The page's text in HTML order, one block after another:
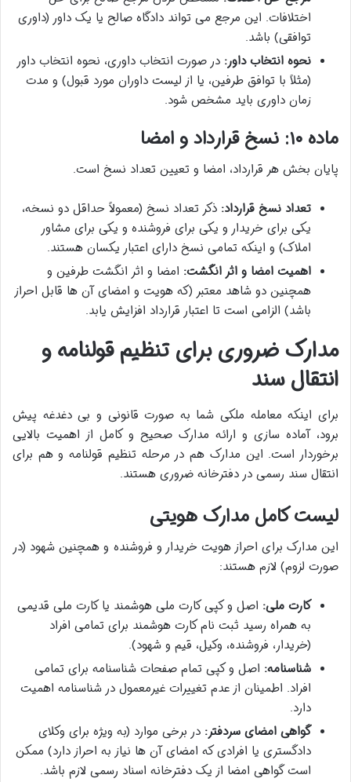
اختلافات. این مرجع می تواند دادگاه صالح یا یک داور (داوری
توافقی) باشد.
نحوه انتخاب داور: در صورت انتخاب داوری، نحوه انتخاب داور
(مثلاً با توافق طرفین، یا از لیست داوران مورد قبول) و مدت
زمان داوری باید مشخص شود.
ماده ۱۰: نسخ قرارداد و امضا
پایان بخش هر قرارداد، امضا و تعیین تعداد نسخ است.
تعداد نسخ قرارداد: ذکر تعداد نسخ (معمولاً حداقل دو نسخه،
یکی برای خریدار و یکی برای فروشنده و یکی برای مشاور
املاک) و اینکه تمامی نسخ دارای اعتبار یکسان هستند.
اهمیت امضا و اثر انگشت: امضا و اثر انگشت طرفین و
همچنین دو شاهد معتبر (که هویت و امضای آن ها قابل احراز
باشد) الزامی است تا اعتبار قرارداد افزایش یابد.
مدارک ضروری برای تنظیم قولنامه و
انتقال سند
برای اینکه معامله ملکی شما به صورت قانونی و بی دغدغه پیش
برود، آماده سازی و ارائه مدارک صحیح و کامل از اهمیت بالایی
برخوردار است. این مدارک هم در مرحله تنظیم قولنامه و هم برای
انتقال سند رسمی در دفترخانه ضروری هستند.
لیست کامل مدارک هویتی
این مدارک برای احراز هویت خریدار و فروشنده و همچنین شهود (در
صورت لزوم) لازم هستند:
کارت ملی: اصل و کپی کارت ملی هوشمند یا کارت ملی قدیمی
به همراه رسید ثبت نام کارت هوشمند برای تمامی افراد
(خریدار، فروشنده، وکیل، قیم و شهود).
شناسنامه: اصل و کپی تمام صفحات شناسنامه برای تمامی
افراد. اطمینان از عدم تغییرات غیرمعمول در شناسنامه اهمیت
دارد.
گواهی امضای سردفتر: در برخی موارد (به ویژه برای وکلای
دادگستری یا افرادی که امضای آن ها نیاز به احراز دارد) ممکن
است گواهی امضا از یک دفترخانه اسناد رسمی لازم باشد.